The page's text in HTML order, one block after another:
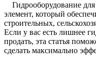
Гидрооборудование
элемент, который
строительных,
Если у вас есть лишнее
продать, эта статья
сделать максимально